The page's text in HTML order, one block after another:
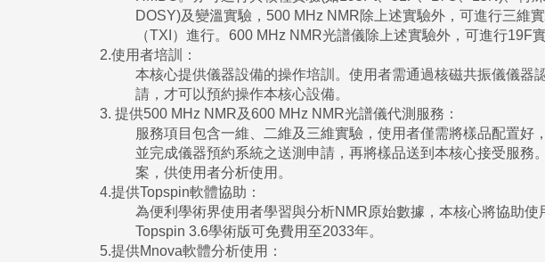
DOSY)及變溫實驗，500 MHz NMR除上述實驗外，可進行三維
（TXI）進行。600 MHz NMR光譜儀除上述實驗外，可進行19F
2.使用者培訓：
本核心提供儀器設備的操作培訓。使用者需通過核磁共振儀儀器
請，才可以預約操作本核心設備。
3. 提供500 MHz NMR及600 MHz NMR光譜儀代測服務：
服務項目包含一維、二維及三維實驗，使用者僅需將樣品配置好
並完成儀器預約系統之送測申請，再將樣品送到本核心接受服務
案，供使用者分析使用。
4.提供Topspin軟體協助：
為便利學術界使用者學習與分析NMR原始數據，本核心將協助
Topspin 3.6學術版可免費用至2033年。
5.提供Mnova軟體分析使用：